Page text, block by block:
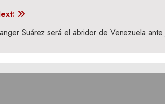
Suárez será el abridor de Venezuela